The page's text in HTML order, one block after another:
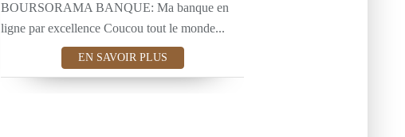
BOURSORAMA BANQUE: Ma banque en
ligne par excellence Coucou tout le monde...
EN SAVOIR PLUS